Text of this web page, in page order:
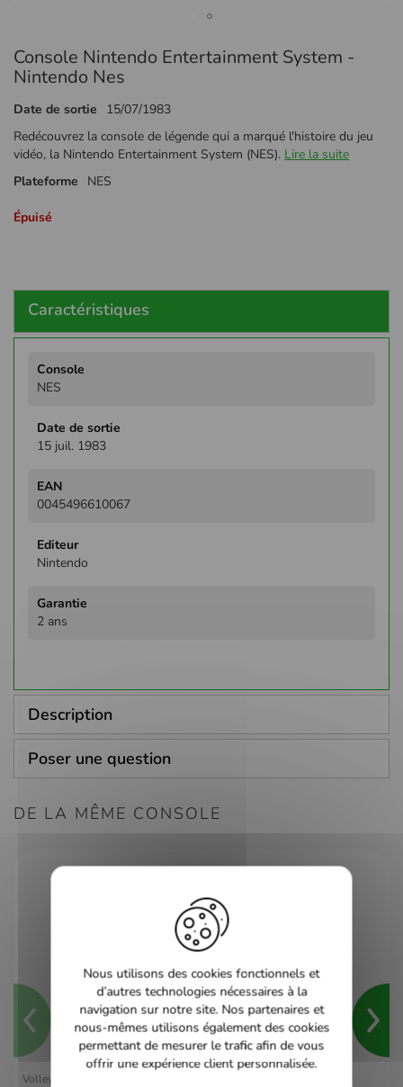
au
début
la
Galerie
d’images
Console Nintendo Entertainment System -
Nintendo Nes
Date de sortie
15/07/1983
Redécouvrez la console de légende qui a marqué l'histoire du jeu
vidéo, la Nintendo Entertainment System (NES). Lire la suite
Plateforme
NES
Épuisé
Caractéristiques
d'infos
NES
15 juil. 1983
0045496610067
Nintendo
2 ans
Description
Poser une question
DE LA MÊME CONSOLE
Volleyball - Nes
Nous utilisons des cookies fonctionnels et
d’autres technologies nécessaires à la
navigation sur notre site. Nos partenaires et
nous-mêmes utilisons également des cookies
permettant de mesurer le trafic afin de vous
offrir une expérience client personnalisée.